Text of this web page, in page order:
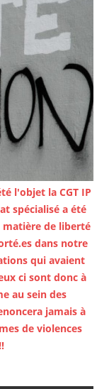
l'objet la CGT IP
spécialisé a été
matière de liberté
dans notre
qui avaient
ci sont donc à
au sein des
jamais à
de violences